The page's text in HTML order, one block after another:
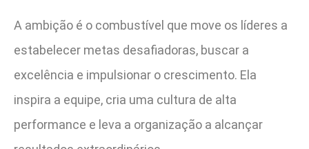
A ambição é o combustível que move os líderes a
estabelecer metas desafiadoras, buscar a
excelência e impulsionar o crescimento. Ela
inspira a equipe, cria uma cultura de alta
performance e leva a organização a alcançar